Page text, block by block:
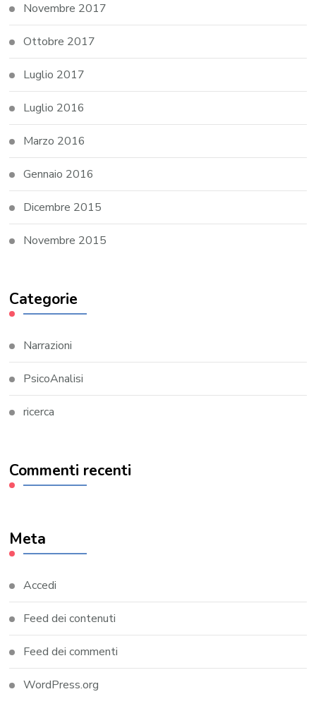
Novembre 2017
Ottobre 2017
Luglio 2017
Luglio 2016
Marzo 2016
Gennaio 2016
Dicembre 2015
Novembre 2015
Categorie
Narrazioni
PsicoAnalisi
ricerca
Commenti recenti
Meta
Accedi
Feed dei contenuti
Feed dei commenti
WordPress.org